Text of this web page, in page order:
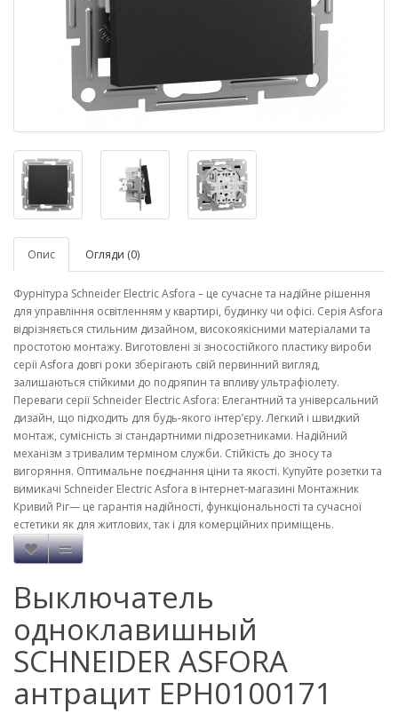
Опис Огляди (0)
Фурнітура Schneider Electric Asfora – це сучасне та надійне рішення
для управління освітленням у квартирі, будинку чи офісі. Серія Asfora
відрізняється стильним дизайном, високоякісними матеріалами та
простотою монтажу. Виготовлені зі зносостійкого пластику вироби
серії Asfora довгі роки зберігають свій первинний вигляд,
залишаються стійкими до подряпин та впливу ультрафіолету.
Переваги серії Schneider Electric Asfora: Елегантний та універсальний
дизайн, що підходить для будь-якого інтер’єру. Легкий і швидкий
монтаж, сумісність зі стандартними підрозетниками. Надійний
механізм з тривалим терміном служби. Стійкість до зносу та
вигоряння. Оптимальне поєднання ціни та якості. Купуйте розетки та
вимикачі Schneider Electric Asfora в інтернет-магазині Монтажник
Кривий Ріг— це гарантія надійності, функціональності та сучасної
естетики як для житлових, так і для комерційних приміщень.
Выключатель
одноклавишный
SCHNEIDER ASFORA
антрацит EPH0100171